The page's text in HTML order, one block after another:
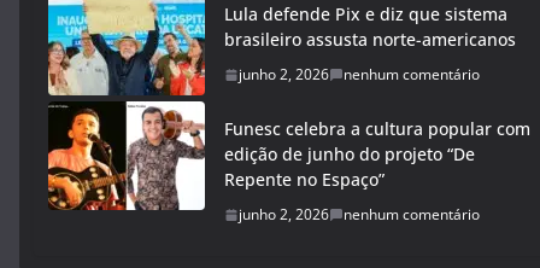
Lula defende Pix e diz que sistema
brasileiro assusta norte-americanos
junho 2, 2026 nenhum comentário
Funesc celebra a cultura popular com
edição de junho do projeto “De
Repente no Espaço”
junho 2, 2026 nenhum comentário